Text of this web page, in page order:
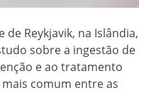
de Reykjavik, na Islândia,
sobre a ingestão de
e ao tratamento
comum entre as